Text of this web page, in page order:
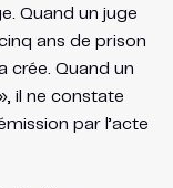
Quand un juge
ans de prison
crée. Quand un
il ne constate
par l’acte